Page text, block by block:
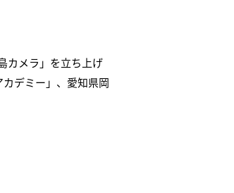
カメラ」を立ち上げ
デミー」、愛知県岡